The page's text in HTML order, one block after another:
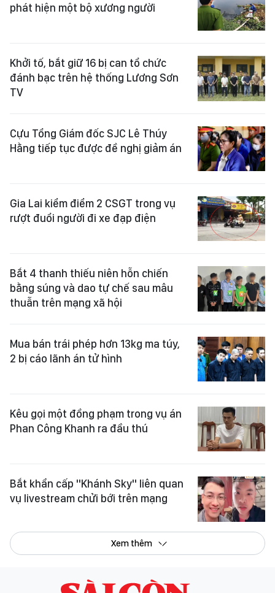
phát hiện một bộ xương người
Khởi tố, bắt giữ 16 bị can tổ chức
đánh bạc trên hệ thống Lương Sơn
TV
Cựu Tổng Giám đốc SJC Lê Thúy
Hằng tiếp tục được đề nghị giảm án
Gia Lai kiểm điểm 2 CSGT trong vụ
rượt đuổi người đi xe đạp điện
Bắt 4 thanh thiếu niên hỗn chiến
bằng súng và dao tự chế sau mâu
thuẫn trên mạng xã hội
Mua bán trái phép hơn 13kg ma túy,
2 bị cáo lãnh án tử hình
Kêu gọi một đồng phạm trong vụ án
Phan Công Khanh ra đầu thú
Bắt khẩn cấp "Khánh Sky" liên quan
vụ livestream chửi bới trên mạng
Xem thêm